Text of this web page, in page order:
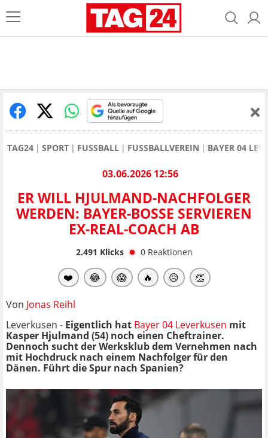
TAG24 SPORT FUSSBALL FUSSBALLVEREIN BAYER 04
03.06.2026 12:56
ER WILL HJULMAND-NACHFOLGER
WERDEN: BAYER-BOSSE SERVIEREN
EX-REAL-COACH AB
2.491 Klicks 0 Reaktionen
❤️ 😂 😱 🔥 😥 👏
Von Jonas Reihl
Leverkusen - Eigentlich hat Bayer 04 Leverkusen mit
Kasper Hjulmand (54) noch einen Cheftrainer.
Dennoch sucht der Werksklub dem Vernehmen nach
mit Hochdruck nach einem Nachfolger für den
Dänen. Führt die Spur nach Spanien?